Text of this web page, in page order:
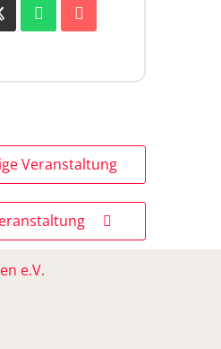
Veranstaltung
e.V.